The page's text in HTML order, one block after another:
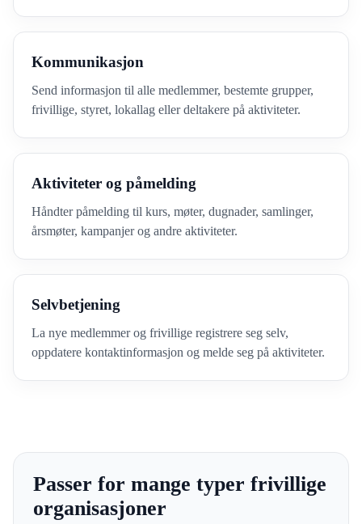
Kommunikasjon
Send informasjon til alle medlemmer, bestemte grupper,
frivillige, styret, lokallag eller deltakere på aktiviteter.
Aktiviteter og påmelding
Håndter påmelding til kurs, møter, dugnader, samlinger,
årsmøter, kampanjer og andre aktiviteter.
Selvbetjening
La nye medlemmer og frivillige registrere seg selv,
oppdatere kontaktinformasjon og melde seg på aktiviteter.
Passer for mange typer frivillige
organisasjoner